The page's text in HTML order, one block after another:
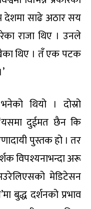
देशमा साढे अठार सय
राजा थिए । उनले
थिए । तँ एक पटक
थियो । दोस्रो
‘यसमा दुईमत छैन कि
पुस्तक हो । तर
विपश्यनाभन्दा अरू
मेडिटेसन
बुद्ध दर्शनको प्रभाव